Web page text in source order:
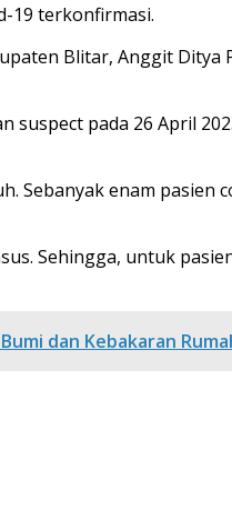
19 terkonfirmasi.
Blitar, Anggit Ditya
pada 26 April
Sebanyak enam pasien
Sehingga, untuk
dan Kebakaran